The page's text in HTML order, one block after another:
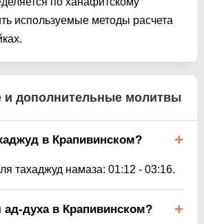
используемые методы расчета
дополнительные молитвы
в Крапивинском?
тахаджуд намаза: 01:12 - 03:16.
ад-духа в Крапивинском?